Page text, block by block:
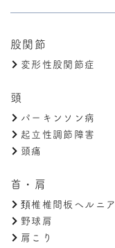
股関節
変形性股関節症
頭
パーキンソン病
起立性調節障害
頭痛
首・肩
頚椎椎間板ヘルニア
野球肩
肩こり